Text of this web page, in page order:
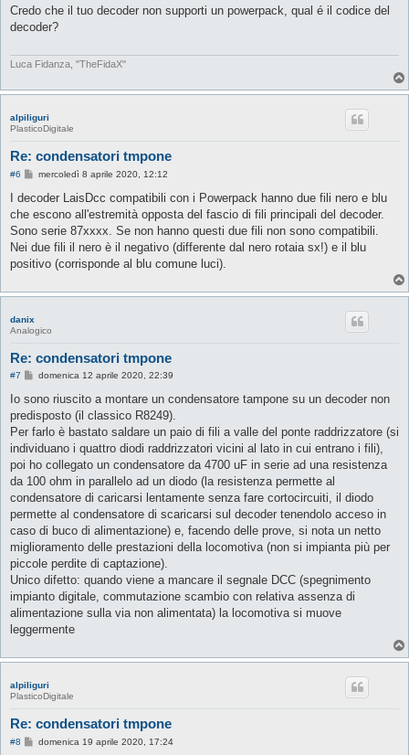
s
a
i
Credo che il tuo decoder non supporti un powerpack, qual é il codice del
decoder?
Luca Fidanza, "TheFidaX"
alpiliguri
PlasticoDigitale
Re: condensatori tmpone
#6
M
s
a
g
i
o
mercoledì 8 aprile 2020, 12:12
I decoder LaisDcc compatibili con i Powerpack hanno due fili nero e blu
che escono all'estremità opposta del fascio di fili principali del decoder.
Sono serie 87xxxx. Se non hanno questi due fili non sono compatibili.
Nei due fili il nero è il negativo (differente dal nero rotaia sx!) e il blu
positivo (corrisponde al blu comune luci).
danix
Analogico
Re: condensatori tmpone
#7
M
s
a
g
i
o
domenica 12 aprile 2020, 22:39
Io sono riuscito a montare un condensatore tampone su un decoder non
predisposto (il classico R8249).
Per farlo è bastato saldare un paio di fili a valle del ponte raddrizzatore (si
individuano i quattro diodi raddrizzatori vicini al lato in cui entrano i fili),
poi ho collegato un condensatore da 4700 uF in serie ad una resistenza
da 100 ohm in parallelo ad un diodo (la resistenza permette al
condensatore di caricarsi lentamente senza fare cortocircuiti, il diodo
permette al condensatore di scaricarsi sul decoder tenendolo acceso in
caso di buco di alimentazione) e, facendo delle prove, si nota un netto
miglioramento delle prestazioni della locomotiva (non si impianta più per
piccole perdite di captazione).
Unico difetto: quando viene a mancare il segnale DCC (spegnimento
impianto digitale, commutazione scambio con relativa assenza di
alimentazione sulla via non alimentata) la locomotiva si muove
leggermente
alpiliguri
PlasticoDigitale
Re: condensatori tmpone
#8
Mdomenica 19 aprile 2020, 17:24